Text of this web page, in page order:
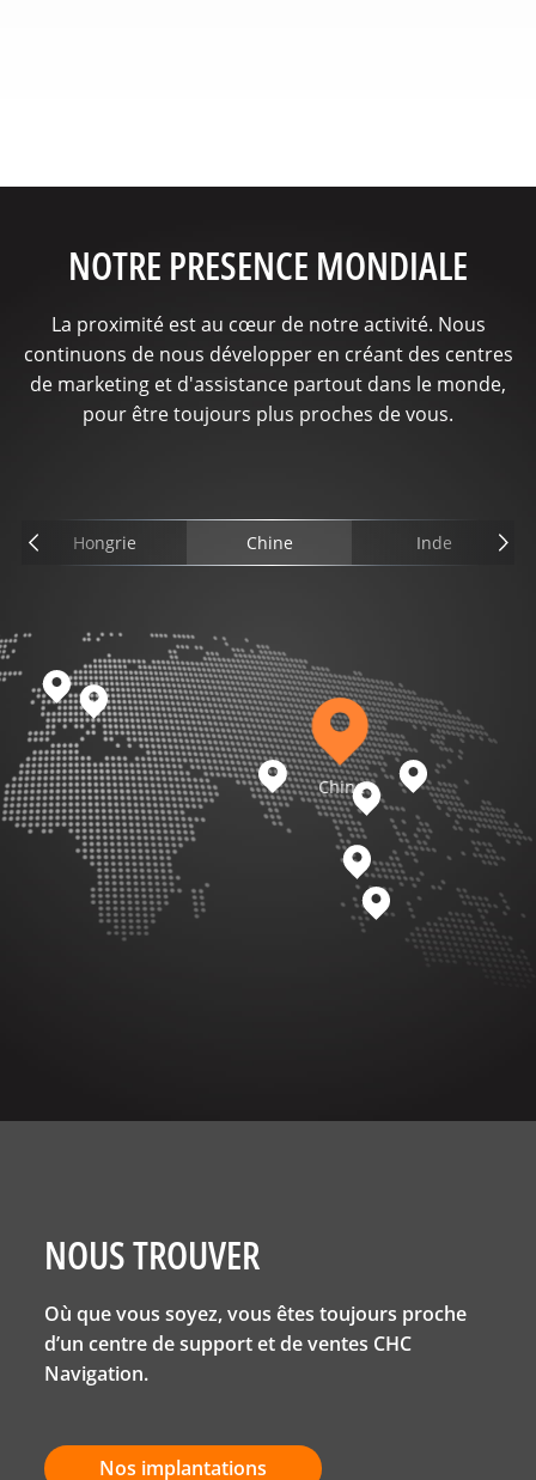
NOTRE PRESENCE MONDIALE
La proximité est au cœur de notre activité. Nous
continuons de nous développer en créant des centres
de marketing et d'assistance partout dans le monde,
pour être toujours plus proches de vous.
Hongrie Chine Inde
Chine
NOUS TROUVER
Où que vous soyez, vous êtes toujours proche
d’un centre de support et de ventes CHC
Navigation.
Nos implantations